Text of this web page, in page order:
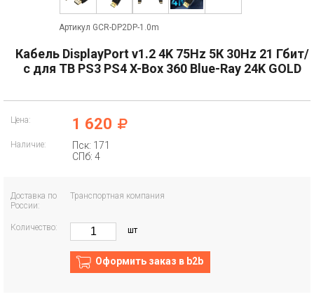
Артикул GCR-DP2DP-1.0m
Кабель DisplayPort v1.2 4K 75Hz 5К 30Hz 21 Гбит/
с для ТВ PS3 PS4 X-Box 360 Blue-Ray 24K GOLD
Цена: 1 620
Наличие:
Пск: 171
СПб: 4
Доставка по
России:
Транспортная компания
Количество: шт
Оформить заказ в b2b